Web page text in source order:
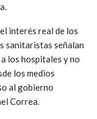
interés real de los
sanitaristas señalan
los hospitales y no
los medios
al gobierno
Correa.